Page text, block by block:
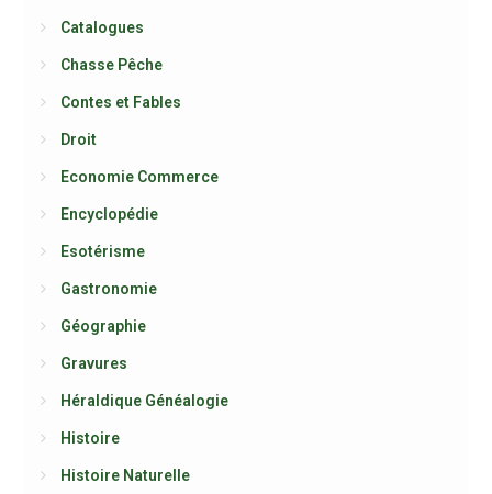
Catalogues
Chasse Pêche
Contes et Fables
Droit
Economie Commerce
Encyclopédie
Esotérisme
Gastronomie
Géographie
Gravures
Héraldique Généalogie
Histoire
Histoire Naturelle